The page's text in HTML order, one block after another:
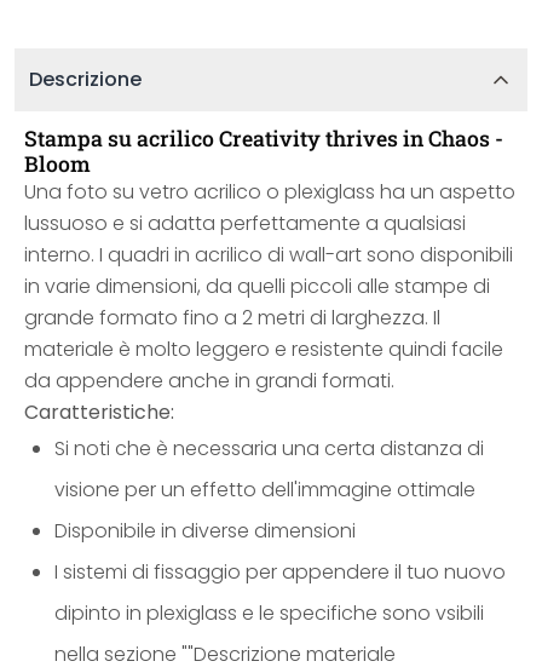
Descrizione
Stampa su acrilico Creativity thrives in Chaos -
Bloom
Una foto su vetro acrilico o plexiglass ha un aspetto
lussuoso e si adatta perfettamente a qualsiasi
interno. I quadri in acrilico di wall-art sono disponibili
in varie dimensioni, da quelli piccoli alle stampe di
grande formato fino a 2 metri di larghezza. Il
materiale è molto leggero e resistente quindi facile
da appendere anche in grandi formati.
Caratteristiche:
Si noti che è necessaria una certa distanza di
visione per un effetto dell'immagine ottimale
Disponibile in diverse dimensioni
I sistemi di fissaggio per appendere il tuo nuovo
dipinto in plexiglass e le specifiche sono vsibili
nella sezione ""Descrizione materiale